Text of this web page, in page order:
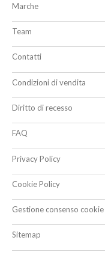
Marche
Team
Contatti
Condizioni di vendita
Diritto di recesso
FAQ
Privacy Policy
Cookie Policy
Gestione consenso cookie
Sitemap